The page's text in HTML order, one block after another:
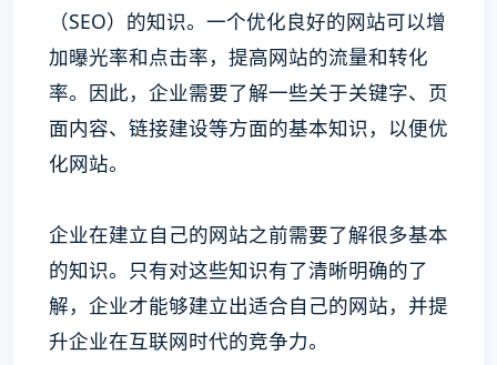
（SEO）的知识。一个优化良好的网站可以增
加曝光率和点击率，提高网站的流量和转化
率。因此，企业需要了解一些关于关键字、页
面内容、链接建设等方面的基本知识，以便优
化网站。
企业在建立自己的网站之前需要了解很多基本
的知识。只有对这些知识有了清晰明确的了
解，企业才能够建立出适合自己的网站，并提
升企业在互联网时代的竞争力。